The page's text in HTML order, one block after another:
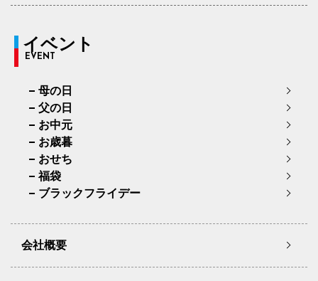
イベント
EVENT
母の日
父の日
お中元
お歳暮
おせち
福袋
ブラックフライデー
会社概要